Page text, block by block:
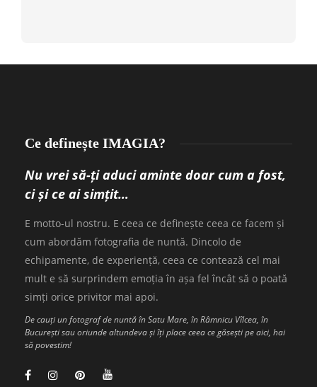
Ce definește IMAGIA?
Nu vrei să-ți aduci aminte doar cum a fost,
ci și ce ai simțit…
E motto-ul nostru. E ceea ce definește ceea ce facem și
cum abordăm fotografia de nuntă. Dincolo de
echipamente, de experiență, ceea ce contează cel mai
mult e să surprindem emoția în așa fel încât să o poată
simți orice privitor mai apoi.
De cauți un fotograf de nuntă în Satu Mare, în Râmnicu Vîlcea, în
București sau oriunde altundeva și îți place ceea ce găsești pe aici, hai
să povestim!